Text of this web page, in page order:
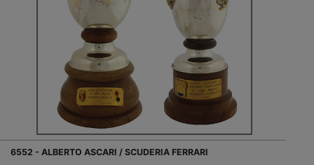
6552 - ALBERTO ASCARI / SCUDERIA FERRARI